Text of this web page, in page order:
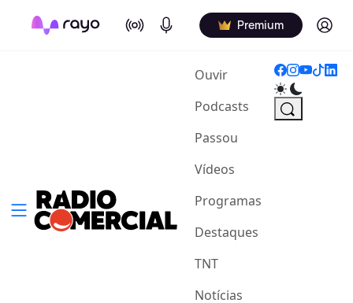
On Air Podcasts Premium Log in
Ouvir(current)
Podcasts
Passou
Vídeos
Programas
Destaques
TNT
Notícias